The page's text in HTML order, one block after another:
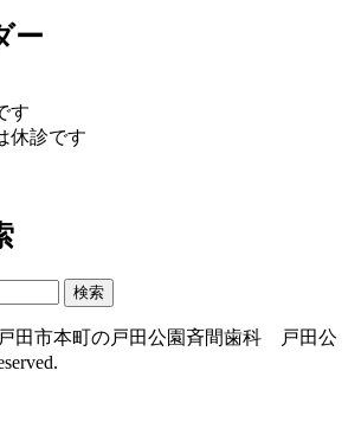
ー
す
休診です
田市本町の戸田公園斉間歯科 戸田公